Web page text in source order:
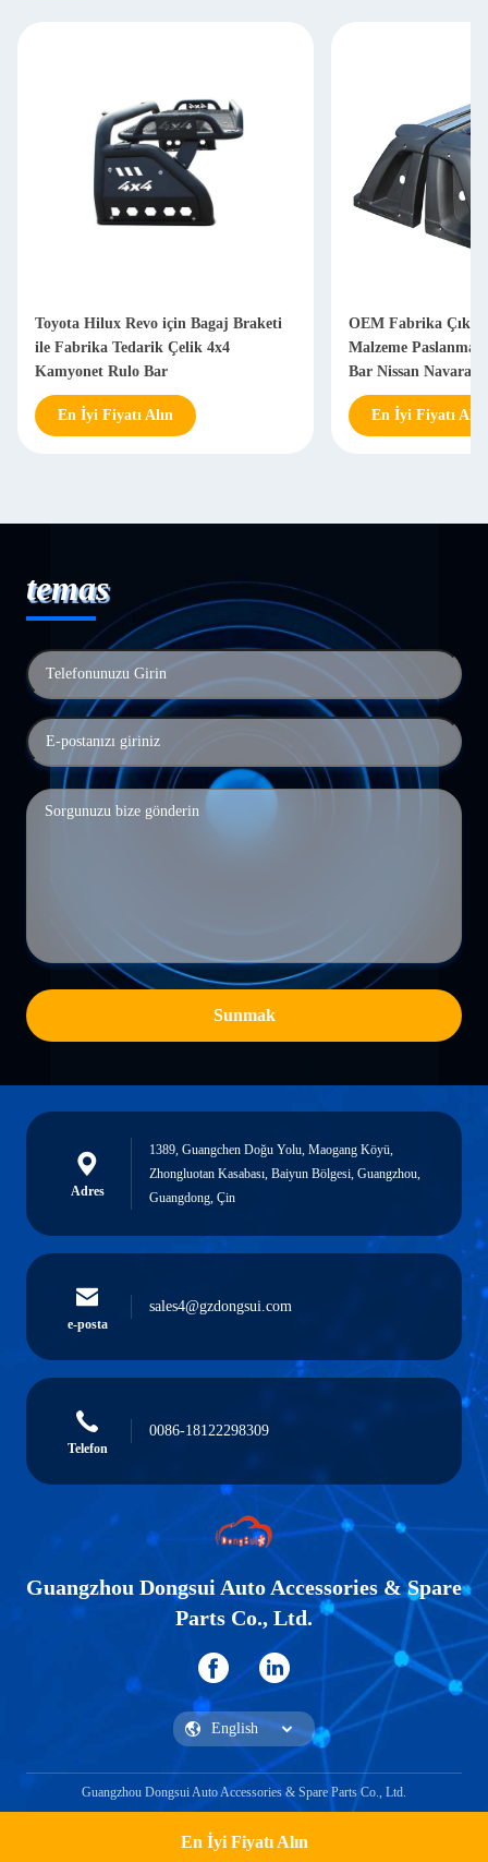
En İyi Fiyatı Alın
Toyota Hilux Revo için Bagaj Braketi
ile Fabrika Tedarik Çelik 4x4
Kamyonet Rulo Bar
En İyi Fiyatı Alın
OEM Fabrika
Malzeme
Bar Nissan Navara
Bar
En İyi Fiyatı Alın
temas
Sunmak
Adres
1389, Guangchen Doğu Yolu, Maogang Köyü,
Zhongluotan Kasabası, Baiyun Bölgesi, Guangzhou,
Guangdong, Çin
e-posta
sales4@gzdongsui.com
Telefon
0086-18122298309
Guangzhou Dongsui Auto Accessories & Spare
Parts Co., Ltd.
Guangzhou Dongsui Auto Accessories & Spare Parts Co., Ltd.